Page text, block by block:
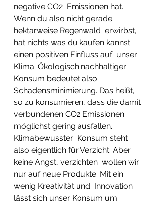
negative CO2  Emissionen hat.
Wenn du also nicht gerade
hektarweise Regenwald  erwirbst,
hat nichts was du kaufen kannst
einen positiven Einfluss auf  unser
Klima. Ökologisch nachhaltiger
Konsum bedeutet also
Schadensminimierung. Das heißt,
so zu konsumieren, dass die damit
verbundenen CO2 Emissionen
möglichst gering ausfallen.
Klimabewusster  Konsum steht
also eigentlich für Verzicht. Aber
keine Angst, verzichten  wollen wir
nur auf neue Produkte. Mit ein
wenig Kreativität und  Innovation
lässt sich unser Konsum um